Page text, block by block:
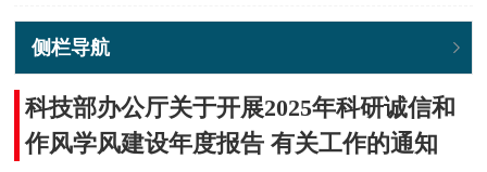
侧栏导航
科技部办公厅关于开展2025年科研诚信和
作风学风建设年度报告 有关工作的通知